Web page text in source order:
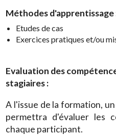
Méthodes d'apprentissage
Etudes de cas
Exercices pratiques et/ou
Evaluation des
stagiaires :
A l'issue de la formation,
permettra d'évaluer les
chaque participant.